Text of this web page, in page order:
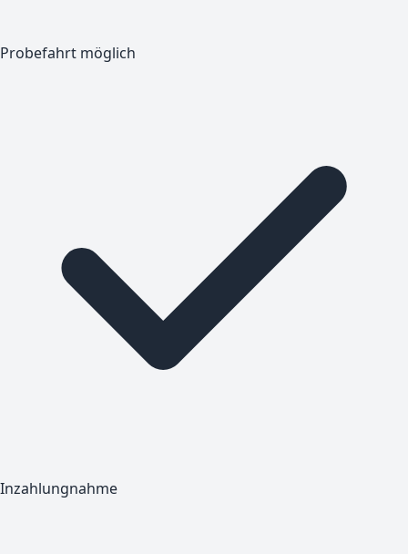
Probefahrt möglich
Inzahlungnahme